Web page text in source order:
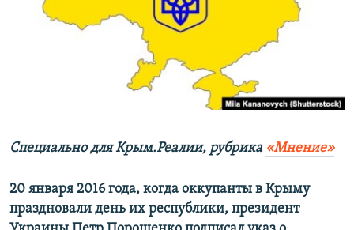
ПОБЕДИТЕЛЕЙ НЕ СУДЯТ?
ПРИСОЕДИНЯЙТЕСЬ!
Специально для Крым.Реалии, рубрика «Мнение»
20 января 2016 года, когда оккупанты в Крыму
праздновали день их республики, президент